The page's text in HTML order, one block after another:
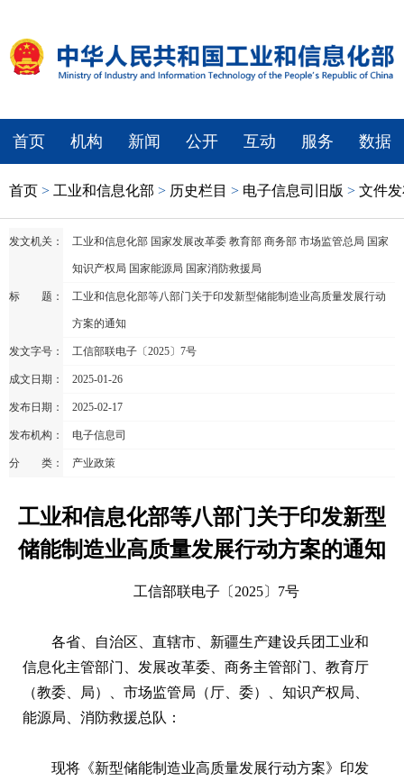
首页 机构 新闻 公开 互动 服务 数据
首页 > 工业和信息化部 > 历史栏目 > 电子信息司旧版 > 文件
发文机关： 工业和信息化部 国家发展改革委 教育部 商务部 市场监管总局 国家
知识产权局 国家能源局 国家消防救援局
标 题： 工业和信息化部等八部门关于印发新型储能制造业高质量发展行动
方案的通知
发文字号： 工信部联电子〔2025〕7号
成文日期： 2025-01-26
发布日期： 2025-02-17
发布机构： 电子信息司
分 类： 产业政策
工业和信息化部等八部门关于印发新型
储能制造业高质量发展行动方案的通知
工信部联电子〔2025〕7号
各省、自治区、直辖市、新疆生产建设兵团工业和
信息化主管部门、发展改革委、商务主管部门、教育厅
（教委、局）、市场监管局（厅、委）、知识产权局、
能源局、消防救援总队：
现将《新型储能制造业高质量发展行动方案》印发